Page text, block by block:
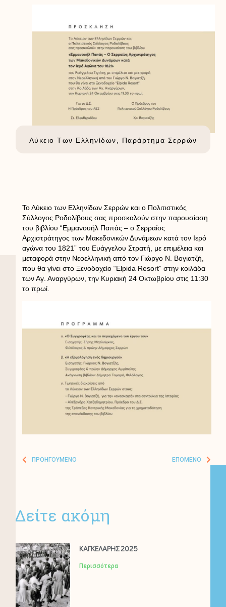
Λύκειο Των Ελληνίδων, Παράρτημα Σερρών
Το Λύκειο των Ελληνίδων Σερρών και ο Πολιτιστικός
Σύλλογος Ροδολίβους σας προσκαλούν στην παρουσίαση
του βιβλίου “Εμμανουήλ Παπάς – ο Σερραίος
Αρχιστράτηγος των Μακεδονικών Δυνάμεων κατά τον Ιερό
αγώνα του 1821” του Ευάγγελου Στρατή, με επιμέλεια και
μεταφορά στην Νεοελληνική από τον Γιώργο Ν. Βογιατζή,
που θα γίνει στο Ξενοδοχείο “Elpida Resort” στην κοιλάδα
των Αγ. Αναργύρων, την Κυριακή 24 Οκτωβρίου στις 11:30
το πρωί.
ΠΡΟΗΓΟΎΜΕΝΟ ΕΠΌΜΕΝΟ
Δείτε ακόμη
ΚΑΓΚΕΛΑΡΗΣ 2025
Περισσότερα